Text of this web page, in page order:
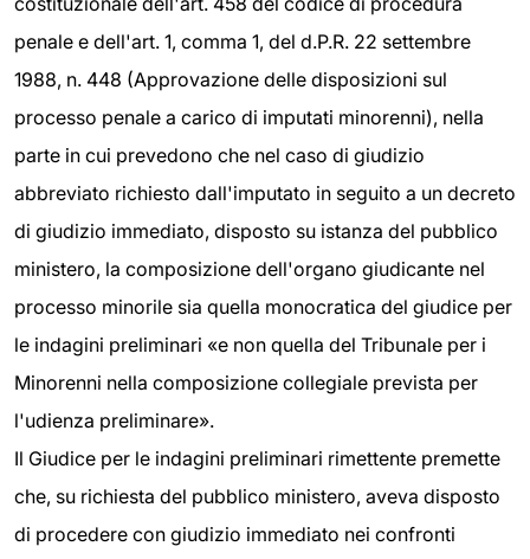
penale e dell'art. 1, comma 1, del d.P.R. 22 settembre
1988, n. 448 (Approvazione delle disposizioni sul
processo penale a carico di imputati minorenni), nella
parte in cui prevedono che nel caso di giudizio
abbreviato richiesto dall'imputato in seguito a un decreto
di giudizio immediato, disposto su istanza del pubblico
ministero, la composizione dell'organo giudicante nel
processo minorile sia quella monocratica del giudice per
le indagini preliminari «e non quella del Tribunale per i
Minorenni nella composizione collegiale prevista per
l'udienza preliminare».
Il Giudice per le indagini preliminari rimettente premette
che, su richiesta del pubblico ministero, aveva disposto
di procedere con giudizio immediato nei confronti